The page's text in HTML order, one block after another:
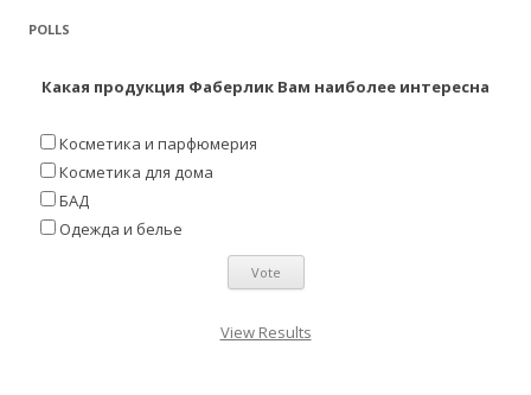
POLLS
Какая продукция Фаберлик Вам наиболее интересна
Косметика и парфюмерия
Косметика для дома
БАД
Одежда и белье
View Results